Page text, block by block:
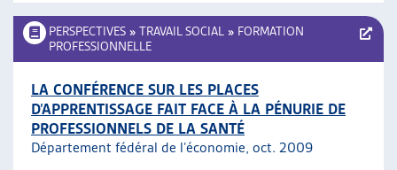
PERSPECTIVES » TRAVAIL SOCIAL » FORMATION
PROFESSIONNELLE
LA CONFÉRENCE SUR LES PLACES
D’APPRENTISSAGE FAIT FACE À LA PÉNURIE DE
PROFESSIONNELS DE LA SANTÉ
Département fédéral de l’économie, oct. 2009